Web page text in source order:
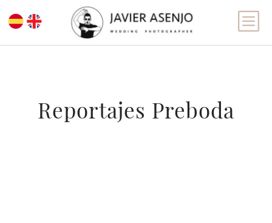
b
Reportajes Preboda